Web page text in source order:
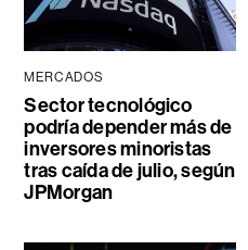
MERCADOS
Sector tecnológico
podría depender más de
inversores minoristas
tras caída de julio, según
JPMorgan